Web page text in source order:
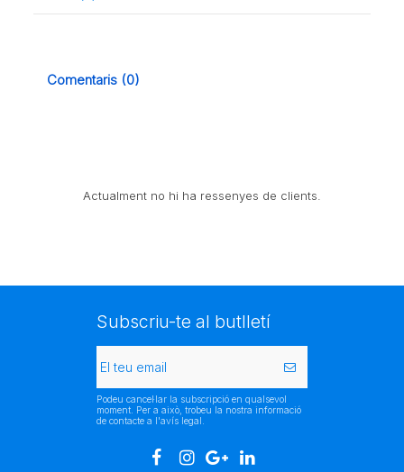
Comentaris (0)
Actualment no hi ha ressenyes de clients.
Subscriu-te al butlletí
Podeu cancel·lar la subscripció en qualsevol
moment. Per a això, trobeu la nostra informació
de contacte a l'avís legal.